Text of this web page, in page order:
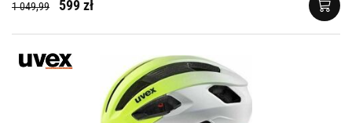
1 049,99 599 zł